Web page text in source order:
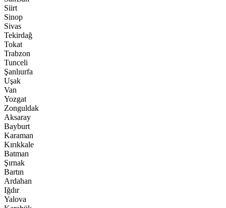
Siirt
Sinop
Sivas
Tekirdağ
Tokat
Trabzon
Tunceli
Şanlıurfa
Uşak
Van
Yozgat
Zonguldak
Aksaray
Bayburt
Karaman
Kırıkkale
Batman
Şırnak
Bartın
Ardahan
Iğdır
Yalova